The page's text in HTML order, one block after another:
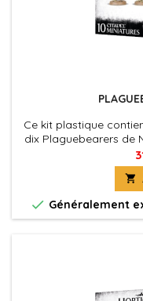
Ce kit plastique
dix Plaguebearers de
état-major, y

 Généralement